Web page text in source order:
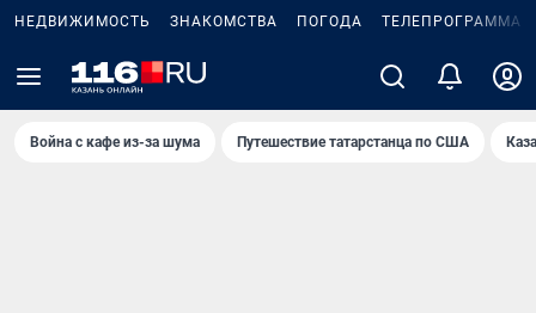
НЕДВИЖИМОСТЬ ЗНАКОМСТВА ПОГОДА ТЕЛЕПРОГРАММА
Война с кафе из-за шума Путешествие татарстанца по США